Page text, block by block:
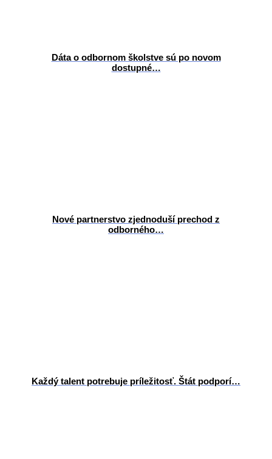
Dáta o odbornom školstve sú po novom
dostupné…
Nové partnerstvo zjednoduší prechod z
odborného…
Každý talent potrebuje príležitosť. Štát podporí…